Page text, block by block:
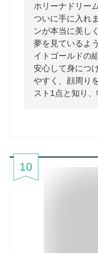
ホリーナドリー
ついに手に入れ
ンが本当に美し
夢を見ているよ
イトゴールドの
安心して身につ
やすく、顔周り
スト1点と知り、
10